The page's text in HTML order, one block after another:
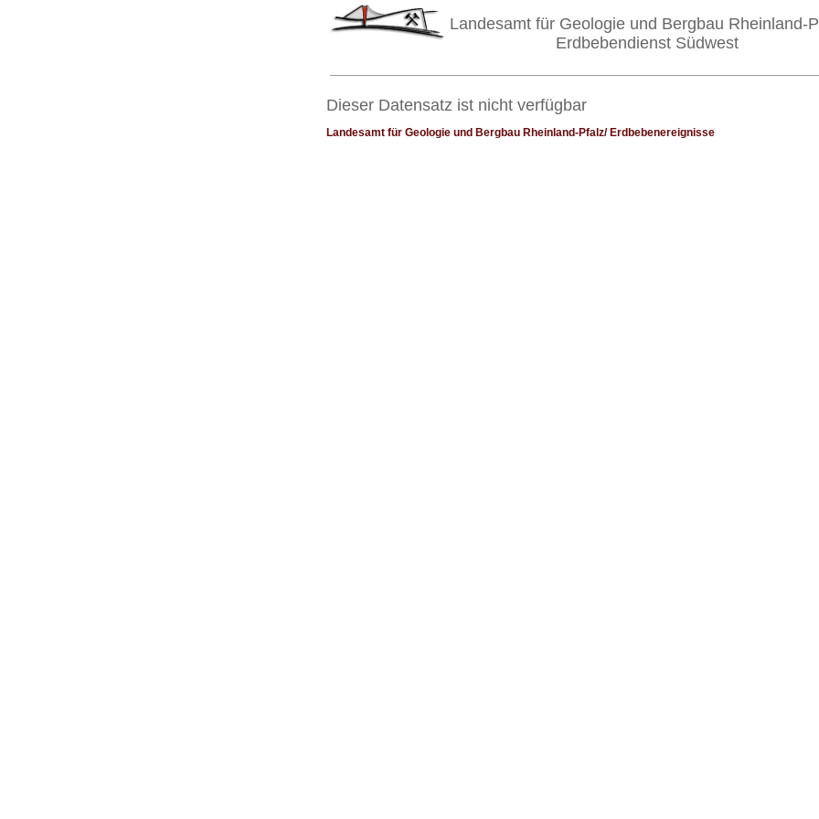
Landesamt für Geologie und Bergbau Rheinland-
Erdbebendienst Südwest
Dieser Datensatz ist nicht verfügbar
Landesamt für Geologie und Bergbau Rheinland-Pfalz/ Erdbebenereignisse